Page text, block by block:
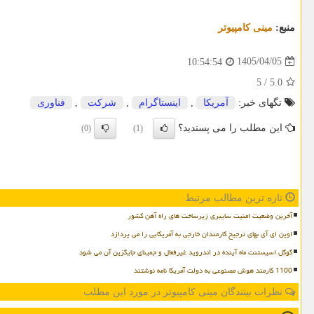
منبع: مینی كامپیوتر
1405/04/05
10:54:54
5.0
/
5
تگهای خبر:
آمریكا اینستاگرام شركت فناوری
این مطلب را می پسندید؟ (1)
(0)
تازه ترین مطالب مرتبط
آخرین وضعیت امنیت سایبری زیرساخت های راه آهن کشور
اوپن ای آی بهای ترجیح کارمندان خارجی به آمریکایی را می پردازد
گوگل اسیستنت ماه آینده در اندروید غیرفعال و جمینای جایگزین آن می شود
1100 کارمند هوش مصنوعی به دولت آمریکا نامه نوشتند
نظرات بینندگان مینی کامپیوتر در مورد این مطلب